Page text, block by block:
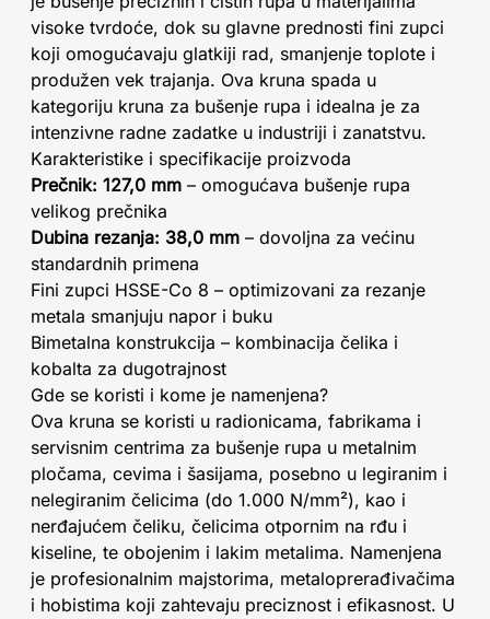
visoke tvrdoće, dok su glavne prednosti fini zupci
koji omogućavaju glatkiji rad, smanjenje toplote i
produžen vek trajanja. Ova kruna spada u
kategoriju kruna za bušenje rupa i idealna je za
intenzivne radne zadatke u industriji i zanatstvu.
Karakteristike i specifikacije proizvoda
Prečnik: 127,0 mm – omogućava bušenje rupa
velikog prečnika
Dubina rezanja: 38,0 mm – dovoljna za većinu
standardnih primena
Fini zupci HSSE-Co 8 – optimizovani za rezanje
metala smanjuju napor i buku
Bimetalna konstrukcija – kombinacija čelika i
kobalta za dugotrajnost
Gde se koristi i kome je namenjena?
Ova kruna se koristi u radionicama, fabrikama i
servisnim centrima za bušenje rupa u metalnim
pločama, cevima i šasijama, posebno u legiranim i
nelegiranim čelicima (do 1.000 N/mm²), kao i
nerđajućem čeliku, čelicima otpornim na rđu i
kiseline, te obojenim i lakim metalima. Namenjena
je profesionalnim majstorima, metaloprerađivačima
i hobistima koji zahtevaju preciznost i efikasnost. U